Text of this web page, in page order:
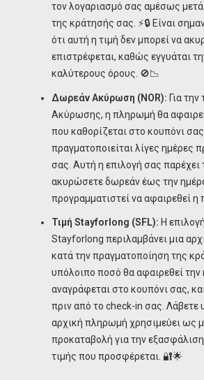
τον λογαριασμό σας αμέσως
της κράτησής σας. ⚡🔒 Είναι
ότι αυτή η τιμή δεν μπορεί να
επιστρέφεται, καθώς εγγυάται
καλύτερους όρους. 🚫📉
Δωρεάν Ακύρωση (NOR): Για
Ακύρωσης, η πληρωμή θα
που καθορίζεται στο κουπόνι
πραγματοποιείται λίγες ημέρες
σας. Αυτή η επιλογή σας παρέχει
ακυρώσετε δωρεάν έως την
προγραμματιστεί να αφαιρεθεί
Τιμή Stayforlong (SFL): Η
Stayforlong περιλαμβάνει μια
κατά την πραγματοποίηση της
υπόλοιπο ποσό θα αφαιρεθεί την
αναγράφεται στο κουπόνι σας,
πριν από το check-in σας. Λάβετε
αρχική πληρωμή χρησιμεύει ως
προκαταβολή για την εξασφάλιση
τιμής που προσφέρεται. 🔐🌟